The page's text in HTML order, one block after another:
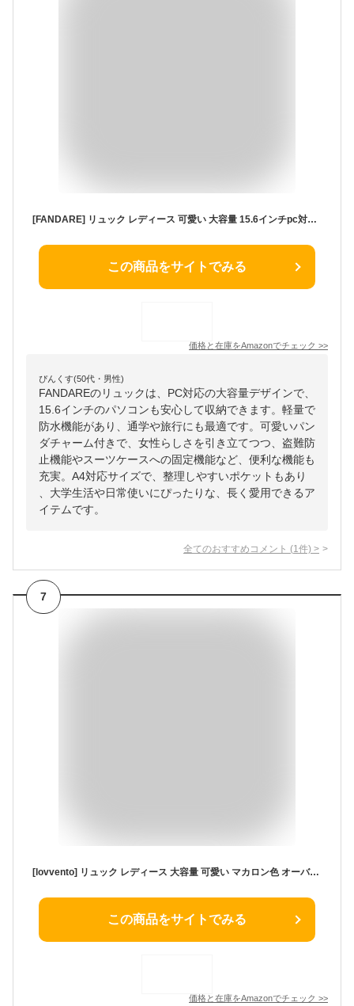
[FANDARE] リュック レディース 可愛い 大容量 15.6インチpc対応 リュックサック パンダチャーム付き A4対応 軽量 防水 盗難防止 スーツケースに固定可能 男女兼用 通学 通勤 旅行 遠足 ダークグレー
この商品をサイトでみる
価格と在庫をAmazonでチェック >>
ぴんくす(50代・男性)
FANDAREのリュックは、PC対応の大容量デザインで、
15.6インチのパソコンも安心して収納できます。軽量で
防水機能があり、通学や旅行にも最適です。可愛いパン
ダチャーム付きで、女性らしさを引き立てつつ、盗難防
止機能やスーツケースへの固定機能など、便利な機能も
充実。A4対応サイズで、整理しやすいポケットもあり
、大学生活や日常使いにぴったりな、長く愛用できるア
イテムです。
全てのおすすめコメント (1 件) >
7
[lovvento] リュック レディース 大容量 可愛い マカロン色 オーバーレイ バックパック A4対応 15.6インチPC収納 9ポケット 撥水加工 軽量 通学 通勤 旅行 アウトドア (16L, グレー)
この商品をサイトでみる
価格と在庫をAmazonでチェック >>